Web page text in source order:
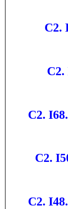
C2.
C2.
C2.
C2.
C2.